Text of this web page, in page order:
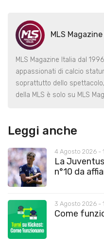
MLS
MLS Magazine Italia dal
appassionati di calcio
soprattutto dello
della MLS è solo su MLS
Leggi anche
4 Agosto 2026 -
La
n°10 da
3 Agosto 2026 -
Come